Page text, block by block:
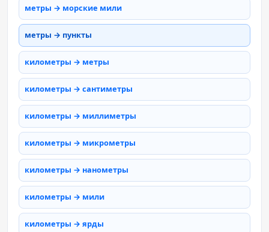
метры → морские мили
метры → пункты
километры → метры
километры → сантиметры
километры → миллиметры
километры → микрометры
километры → нанометры
километры → мили
километры → ярды